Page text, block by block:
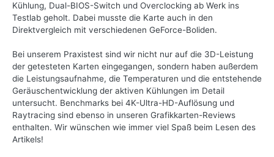
Kühlung, Dual-BIOS-Switch und Overclocking ab Werk ins
Testlab geholt. Dabei musste die Karte auch in den
Direktvergleich mit verschiedenen GeForce-Boliden.
Bei unserem Praxistest sind wir nicht nur auf die 3D-Leistung
der getesteten Karten eingegangen, sondern haben außerdem
die Leistungsaufnahme, die Temperaturen und die entstehende
Geräuschentwicklung der aktiven Kühlungen im Detail
untersucht. Benchmarks bei 4K-Ultra-HD-Auflösung und
Raytracing sind ebenso in unseren Grafikkarten-Reviews
enthalten. Wir wünschen wie immer viel Spaß beim Lesen des
Artikels!